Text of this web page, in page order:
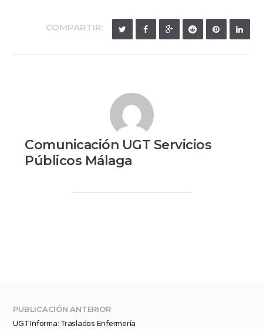
COMPARTIR:
Comunicación UGT Servicios
Públicos Málaga
PUBLICACIÓN ANTERIOR
UGT Informa: Traslados Enfermería